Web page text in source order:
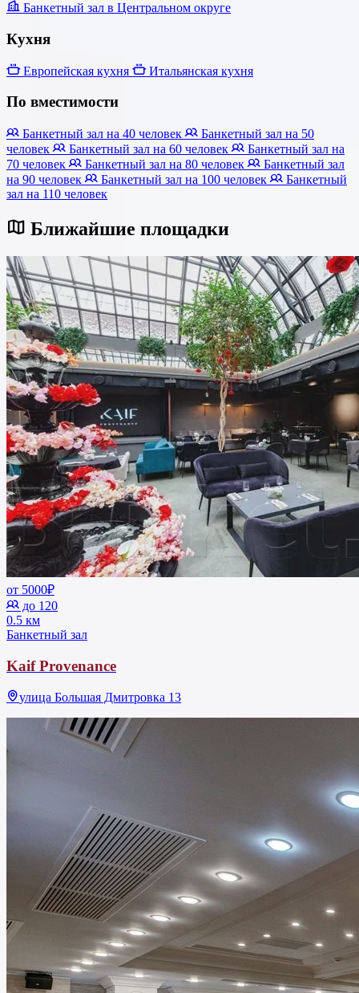
Банкетный зал в Центральном округе
Кухня
Европейская кухня Итальянская кухня
По вместимости
Банкетный зал на 40 человек
Банкетный зал на 50
человек
Банкетный зал на 60 человек
Банкетный зал на
70 человек
Банкетный зал на 80 человек
Банкетный зал
на 90 человек
Банкетный зал на 100 человек
Банкетный
зал на 110 человек
Ближайшие площадки
от 5000₽
до 120
0.5 км
Банкетный зал
Kaif Provenance
улица Большая Дмитровка 13